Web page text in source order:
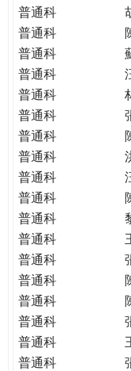
THE
PATH
GLOBAL
CITIZENSHIP
普通科
普通科
普通科
普通科
普通科
普通科
普通科
普通科
普通科
普通科
普通科
普通科
普通科
普通科
普通科
普通科
普通科
普通科